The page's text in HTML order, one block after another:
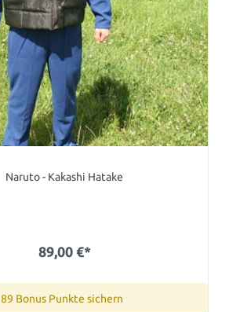
Naruto - Kakashi Hatake
89,00 €*
89 Bonus Punkte sichern